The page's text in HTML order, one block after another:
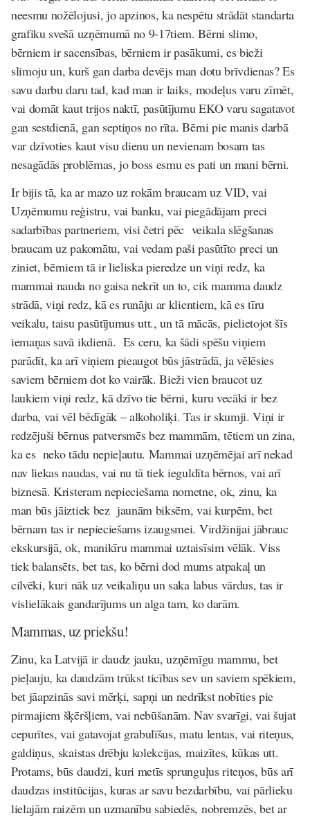
neesmu nožēlojusi, jo apzinos, ka nespētu strādāt standarta
grafiku svešā uzņēmumā no 9-17tiem. Bērni slimo,
bērniem ir sacensības, bērniem ir pasākumi, es bieži
slimoju un, kurš gan darba devējs man dotu brīvdienas? Es
savu darbu daru tad, kad man ir laiks, modeļus varu zīmēt,
vai domāt kaut trijos naktī, pasūtījumu EKO varu sagatavot
gan sestdienā, gan septiņos no rīta. Bērni pie manis darbā
var dzīvoties kaut visu dienu un nevienam bosam tas
nesagādās problēmas, jo boss esmu es pati un mani bērni.
Ir bijis tā, ka ar mazo uz rokām braucam uz VID, vai
Uzņēmumu reģistru, vai banku, vai piegādājam preci
sadarbības partneriem, visi četri pēc veikala slēgšanas
braucam uz pakomātu, vai vedam paši pasūtīto preci un
ziniet, bērniem tā ir lieliska pieredze un viņi redz, ka
mammai nauda no gaisa nekrīt un to, cik mamma daudz
strādā, viņi redz, kā es runāju ar klientiem, kā es tīru
veikalu, taisu pasūtījumus utt., un tā mācās, pielietojot šīs
iemaņas savā ikdienā. Es ceru, ka šādi spēšu viņiem
parādīt, ka arī viņiem pieaugot būs jāstrādā, ja vēlēsies
saviem bērniem dot ko vairāk. Bieži vien braucot uz
laukiem viņi redz, kā dzīvo tie bērni, kuru vecāki ir bez
darba, vai vēl bēdīgāk – alkoholiķi. Tas ir skumji. Viņi ir
redzējuši bērnus patversmēs bez mammām, tētiem un zina,
ka es neko tādu nepieļautu. Mammai uzņēmējai arī nekad
nav liekas naudas, vai nu tā tiek ieguldīta bērnos, vai arī
biznesā. Kristeram nepieciešama nometne, ok, zinu, ka
man būs jāiztiek bez jaunām biksēm, vai kurpēm, bet
bērnam tas ir nepieciešams izaugsmei. Virdžinijai jābrauc
ekskursijā, ok, manikīru mammai uztaisīsim vēlāk. Viss
tiek balansēts, bet tas, ko bērni dod mums atpakaļ un
cilvēki, kuri nāk uz veikaliņu un saka labus vārdus, tas ir
vislielākais gandarījums un alga tam, ko darām.
Mammas, uz priekšu!
Zinu, ka Latvijā ir daudz jauku, uzņēmīgu mammu, bet
pieļauju, ka daudzām trūkst ticības sev un saviem spēkiem,
bet jāapzinās savi mērķi, sapņi un nedrīkst nobīties pie
pirmajiem šķēršļiem, vai nebūšanām. Nav svarīgi, vai šujat
cepurītes, vai gatavojat grabulīšus, matu lentas, vai riteņus,
galdiņus, skaistas drēbju kolekcijas, maizītes, kūkas utt.
Protams, būs daudzi, kuri metīs sprunguļus riteņos, būs arī
daudzas institūcijas, kuras ar savu bezdarbību, vai pārlieku
lielajām raizēm un uzmanību sabiedēs, nobremzēs, bet ar